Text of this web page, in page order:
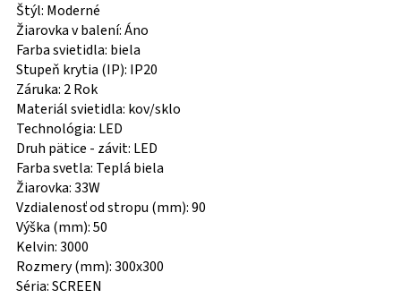
Štýl: Moderné
Žiarovka v balení: Áno
Farba svietidla: biela
Stupeň krytia (IP): IP20
Záruka: 2 Rok
Materiál svietidla: kov/sklo
Technológia: LED
Druh pätice - závit: LED
Farba svetla: Teplá biela
Žiarovka: 33W
Vzdialenosť od stropu (mm): 90
Výška (mm): 50
Kelvin: 3000
Rozmery (mm): 300x300
Séria: SCREEN